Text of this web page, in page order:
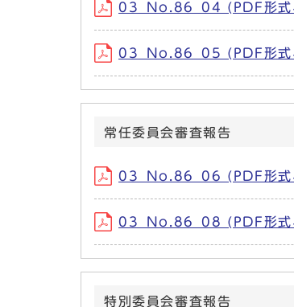
03_No.86_04 (PDF形
03_No.86_05 (PDF形
常任委員会審査報告
03_No.86_06 (PDF形
03_No.86_08 (PDF形
特別委員会審査報告